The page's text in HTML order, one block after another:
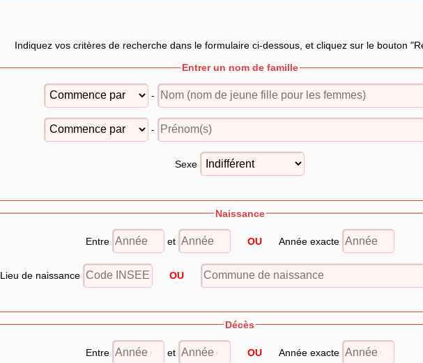
Indiquez vos critères de recherche dans le formulaire ci-dessous, et cliquez sur le bouton
Entrer un nom de famille
-
-
Sexe
Naissance
Entre et OU Année exacte
Lieu de naissance OU
Décès
Entre et OU Année exacte